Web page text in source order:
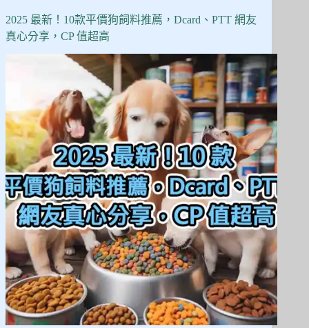
薦：
5
防
掙
脫
設
計，
讓
遛
狗
更
安
心！
2025 最新！10款平價狗飼料推薦，Dcard、PTT 網友
真心分享，CP 值超高